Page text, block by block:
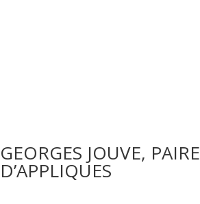
GEORGES JOUVE, PAIRE
D’APPLIQUES